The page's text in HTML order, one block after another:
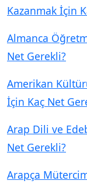
Kazanmak İçin
Almanca
Net Gerekli?
Amerikan
İçin Kaç Net
Arap Dili ve
Net Gerekli?
Arapça